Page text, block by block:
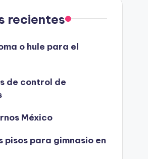
recientes
o hule para el
de control de
México
pisos para gimnasio en